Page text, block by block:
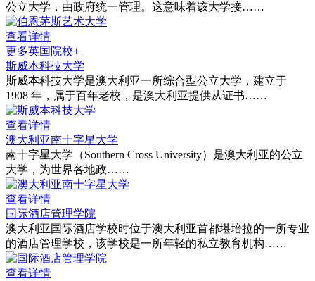
公立大学，由政府统一管理。这意味着该大学接……
查看详情
更多英国院校+
斯威本科技大学
斯威本科技大学是澳大利亚一所综合型公立大学，建立于
1908 年，属于百年老校，是澳大利亚提供从证书……
查看详情
澳大利亚南十字星大学
南十字星大学（Southern Cross University）是澳大利亚的公立
大学，为世界各地政……
查看详情
国际酒店管理学院
澳大利亚国际酒店学校时位于澳大利亚首都堪培拉的一所专业
的酒店管理学校，该学校是一所年轻的私立教育机构……
查看详情